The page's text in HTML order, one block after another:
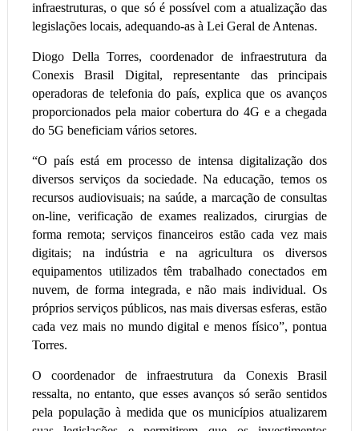
infraestruturas, o que só é possível com a atualização das
legislações locais, adequando-as à Lei Geral de Antenas.
Diogo Della Torres, coordenador de infraestrutura da
Conexis Brasil Digital, representante das principais
operadoras de telefonia do país, explica que os avanços
proporcionados pela maior cobertura do 4G e a chegada
do 5G beneficiam vários setores.
“O país está em processo de intensa digitalização dos
diversos serviços da sociedade. Na educação, temos os
recursos audiovisuais; na saúde, a marcação de consultas
on-line, verificação de exames realizados, cirurgias de
forma remota; serviços financeiros estão cada vez mais
digitais; na indústria e na agricultura os diversos
equipamentos utilizados têm trabalhado conectados em
nuvem, de forma integrada, e não mais individual. Os
próprios serviços públicos, nas mais diversas esferas, estão
cada vez mais no mundo digital e menos físico”, pontua
Torres.
O coordenador de infraestrutura da Conexis Brasil
ressalta, no entanto, que esses avanços só serão sentidos
pela população à medida que os municípios atualizarem